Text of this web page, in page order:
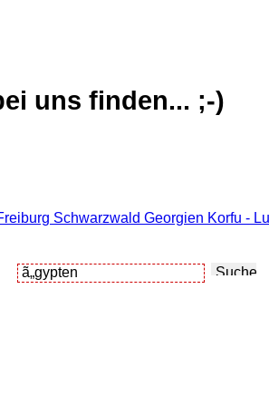
uns finden... ;-)
Schwarzwald Georgien Korfu -